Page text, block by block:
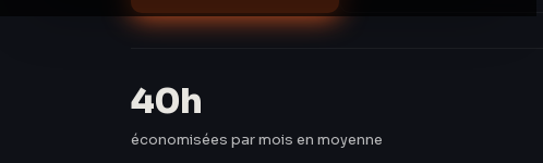
40h
économisées par mois en moyenne